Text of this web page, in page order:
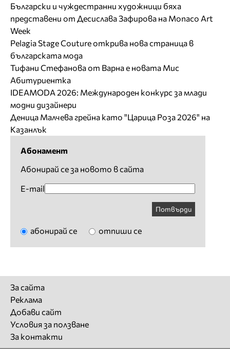
Български и чуждестранни художници бяха
представени от Десислава Зафирова на Monaco Art
Week
Pelagia Stage Couture открива нова страница в
българската мода
Тифани Стефанова от Варна е новата Мис
Абитуриентка
IDEAMODA 2026: Международен конкурс за млади
модни дизайнери
Деница Малчева грейна като "Царица Роза 2026" на
Казанлък
Абонамент
Абонирай се за новото в сайта
E-mail
Потвърди
абонирай се отпиши се
За сайта
Реклама
Добави сайт
Условия за ползване
За контакти